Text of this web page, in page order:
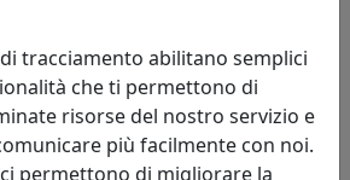
tracciamento abilitano semplici
che ti permettono di
risorse del nostro servizio e
più facilmente con noi.
permettono di migliorare la